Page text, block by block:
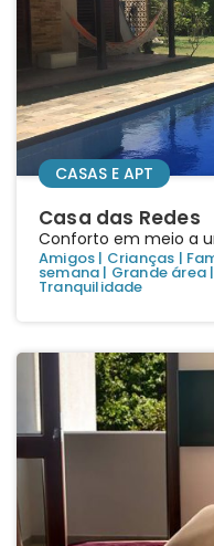
CASAS E APT
Casa das Redes
Conforto em meio a
Amigos | Crianças |
semana | Grande área |
Tranquilidade